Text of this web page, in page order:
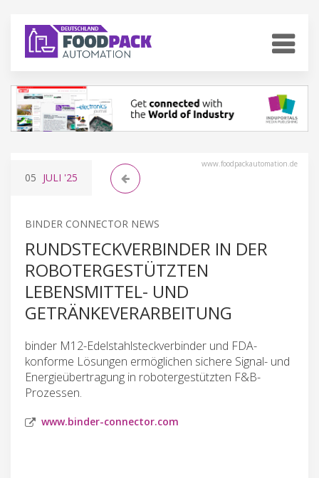
www.foodpackautomation.de
05 JULI '25
BINDER CONNECTOR NEWS
RUNDSTECKVERBINDER IN DER
ROBOTERGESTÜTZTEN
LEBENSMITTEL- UND
GETRÄNKEVERARBEITUNG
binder M12-Edelstahlsteckverbinder und FDA-
konforme Lösungen ermöglichen sichere Signal- und
Energieübertragung in robotergestützten F&B-
Prozessen.
www.binder-connector.com